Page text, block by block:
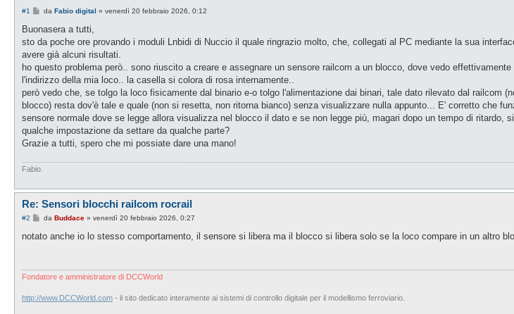
#1
M
s
a
g
i
o
da Fabio digital » venerdì 20 febbraio 2026, 0:12
Buonasera a tutti,
sto da poche ore provando i moduli Lnbidi di Nuccio il quale ringrazio molto, che, collegati al PC mediante la sua
avere già alcuni risultati.
ho questo problema però.. sono riuscito a creare e assegnare un sensore railcom a un blocco, dove vedo
l'indirizzo della mia loco.. la casella si colora di rosa internamente..
però vedo che, se tolgo la loco fisicamente dal binario e-o tolgo l'alimentazione dai binari, tale dato rilevato dal railcom
blocco) resta dov'è tale e quale (non si resetta, non ritorna bianco) senza visualizzare nulla appunto... E' corretto che
sensore normale dove se legge allora visualizza nel blocco il dato e se non legge più, magari dopo un tempo di ritardo,
qualche impostazione da settare da qualche parte?
Grazie a tutti, spero che mi possiate dare una mano!
Fabio.
Re: Sensori blocchi railcom rocrail
#2
M
s
i
da Buddace» venerdì 20 febbraio 2026, 0:27
notato anche io lo stesso comportamento, il sensore si libera ma il blocco si libera solo se la loco compare in un altro
Fondatore e amministratore di DCCWorld
http://www.DCCWorld.com - il sito dedicato interamente ai sistemi di controllo digitale per il modellismo ferroviario.